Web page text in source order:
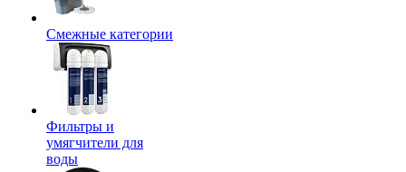
Смежные категории
Фильтры и
умягчители для
воды